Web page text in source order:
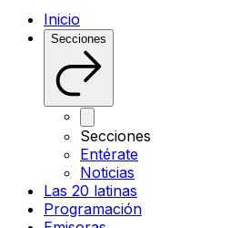
Inicio
Secciones
Secciones
Entérate
Noticias
Las 20 latinas
Programación